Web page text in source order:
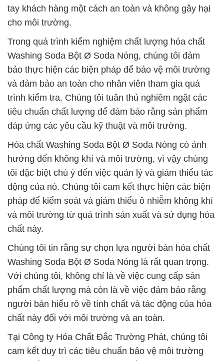
tay khách hàng một cách an toàn và không gây hại
cho môi trường.
Trong quá trình kiểm nghiệm chất lượng hóa chất
Washing Soda Bột Ø Soda Nóng, chúng tôi đảm
bảo thực hiện các biện pháp để bảo vệ môi trường
và đảm bảo an toàn cho nhân viên tham gia quá
trình kiểm tra. Chúng tôi tuân thủ nghiêm ngặt các
tiêu chuẩn chất lượng để đảm bảo rằng sản phẩm
đáp ứng các yêu cầu kỹ thuật và môi trường.
Hóa chất Washing Soda Bột Ø Soda Nóng có ảnh
hưởng đến không khí và môi trường, vì vậy chúng
tôi đặc biệt chú ý đến việc quản lý và giảm thiểu tác
động của nó. Chúng tôi cam kết thực hiện các biện
pháp để kiểm soát và giảm thiểu ô nhiễm không khí
và môi trường từ quá trình sản xuất và sử dụng hóa
chất này.
Chúng tôi tin rằng sự chọn lựa người bán hóa chất
Washing Soda Bột Ø Soda Nóng là rất quan trọng.
Với chúng tôi, không chỉ là về việc cung cấp sản
phẩm chất lượng mà còn là về việc đảm bảo rằng
người bán hiểu rõ về tính chất và tác động của hóa
chất này đối với môi trường và an toàn.
Tại Công ty Hóa Chất Đắc Trường Phát, chúng tôi
cam kết duy trì các tiêu chuẩn bảo vệ môi trường